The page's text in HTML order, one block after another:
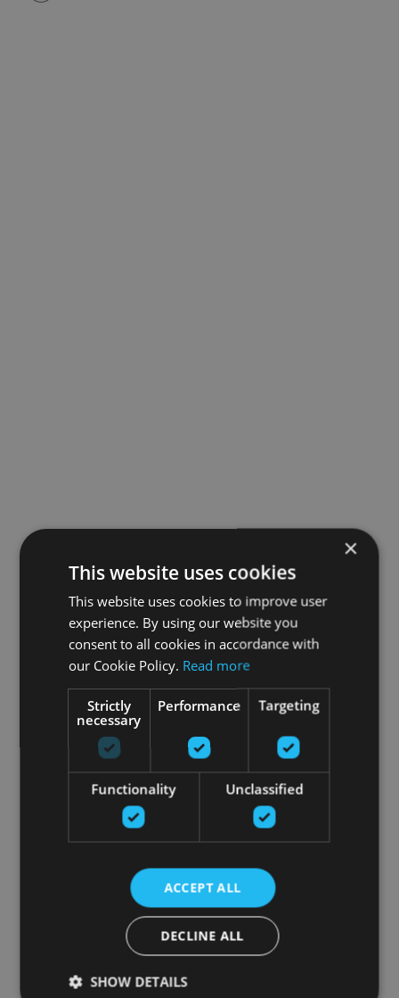
×
This website uses cookies
This website uses cookies to improve user
experience. By using our website you
consent to all cookies in accordance with
our Cookie Policy. Read more
Strictly
necessary
Performance Targeting
Functionality Unclassified
ACCEPT ALL
DECLINE ALL
SHOW DETAILS